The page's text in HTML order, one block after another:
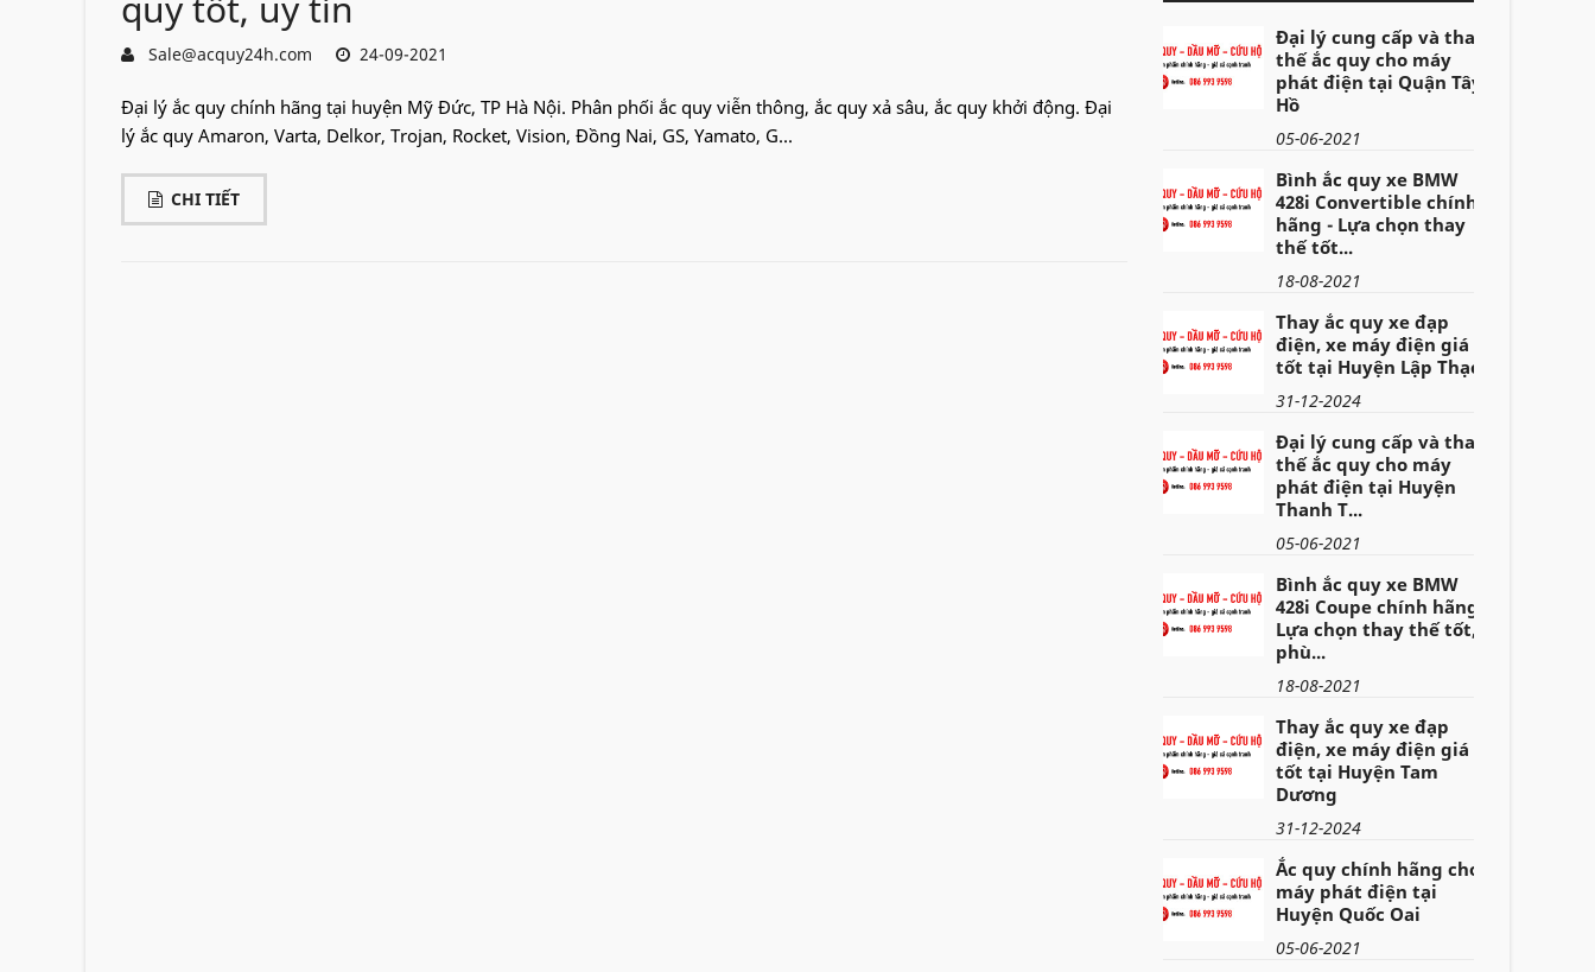
Sale@acquy24h.com 24-09-2021
Đại lý ắc quy chính hãng tại huyện Mỹ Đức, TP Hà Nội. Phân phối ắc quy viễn thông, ắc quy xả sâu, ắc quy khởi động. Đại
lý ắc quy Amaron, Varta, Delkor, Trojan, Rocket, Vision, Đồng Nai, GS, Yamato, G...
CHI TIẾT
Đại lý cung cấp và thay
thế ắc quy cho máy
phát điện tại Quận Tây
Hồ
05-06-2021
Bình ắc quy xe BMW
428i Convertible chính
hãng - Lựa chọn thay
thế tốt...
18-08-2021
Thay ắc quy xe đạp
điện, xe máy điện giá
tốt tại Huyện Lập Thạch
31-12-2024
Đại lý cung cấp và thay
thế ắc quy cho máy
phát điện tại Huyện
Thanh T...
05-06-2021
Bình ắc quy xe BMW
428i Coupe chính hãng -
Lựa chọn thay thế tốt,
phù...
18-08-2021
Thay ắc quy xe đạp
điện, xe máy điện giá
tốt tại Huyện Tam
Dương
31-12-2024
Ắc quy chính hãng cho
máy phát điện tại
Huyện Quốc Oai
05-06-2021